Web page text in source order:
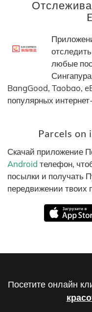
любые
BangGood, Taobao,
популярных
Parcels on
Скачай приложение
Android телефон,
посылки и получать
передвижении твоих
Посетите онлайн